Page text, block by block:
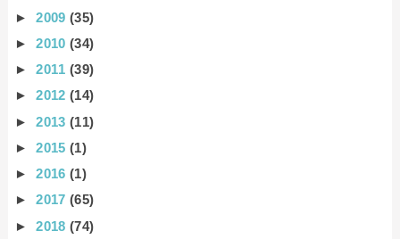
►2009(35)
►2010(34)
►2011(39)
►2012(14)
►2013(11)
►2015(1)
►2016(1)
►2017(65)
►2018(74)